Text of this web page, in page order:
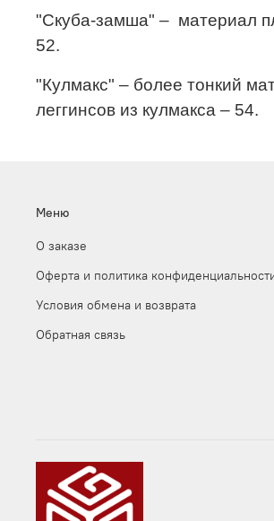
"Скуба-замша" – материал
52.
"Кулмакс" – более тонкий
леггинсов из кулмакса – 54.
Меню
О заказе
Оферта и политика
Условия обмена и возврата
Обратная связь